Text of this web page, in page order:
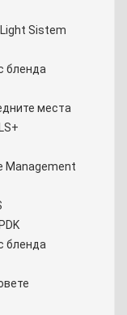
Sistem
бленда
места
Management
бленда